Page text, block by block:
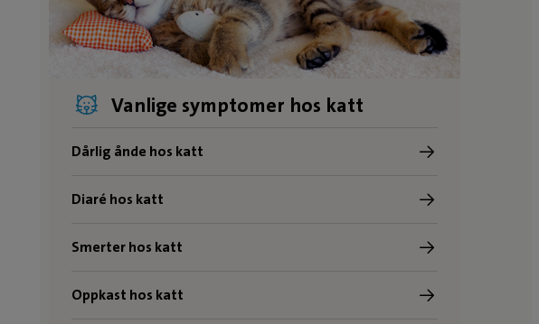
Vanlige symptomer hos katt
Dårlig ånde hos katt
Diaré hos katt
Smerter hos katt
Oppkast hos katt